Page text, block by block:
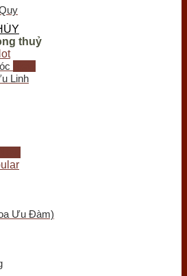
Kỳ Lân
Thừ
Thủy
Hương
Dầu Trầm Hương
khác
Trí
thuỷ
Linh
Ưu Đàm)